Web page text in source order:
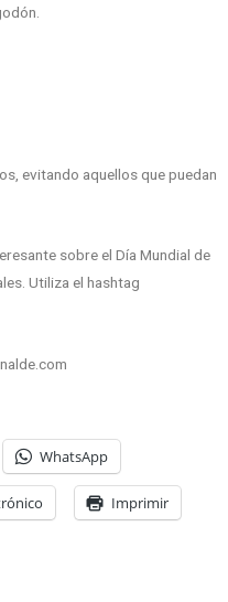
evitando aquellos que puedan
sobre el Día Mundial de
Utiliza el hashtag
WhatsApp
Imprimir